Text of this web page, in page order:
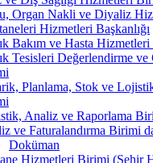
Organ Nakli ve Diyaliz
Hizmetleri Başkanlığı
Bakım ve Hasta
Tesisleri Değerlendirme ve
Planlama, Stok ve
Analiz ve Raporlama
ve Faturalandırma Birimi
Doküman
Hizmetleri Birimi (Şehir